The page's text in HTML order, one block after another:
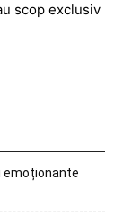
scop exclusiv
emoționante